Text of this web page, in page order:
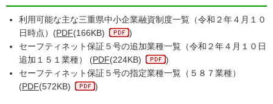
利用可能な主な三重県中小企業融資制度一覧（令和２年４月１０
日時点）(PDF(166KB)
)
セーフティネット保証５号の追加業種一覧（令和２年４月１０日
追加１５１業種） (PDF(224KB)
)
セーフティネット保証５号の指定業種一覧（５８７業種）
(PDF(572KB) )